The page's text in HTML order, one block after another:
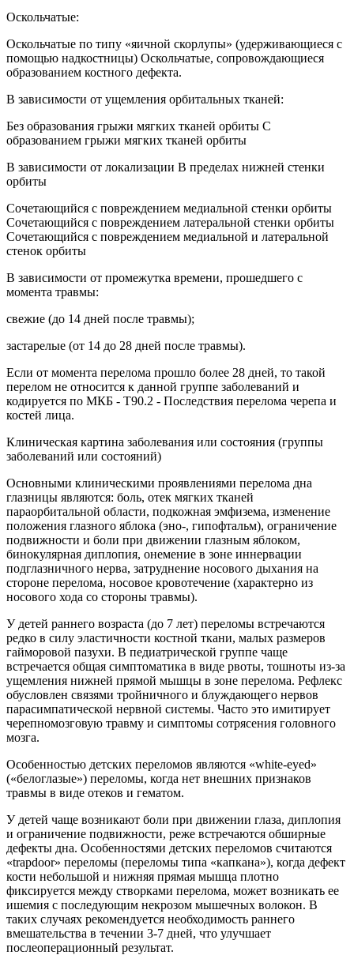
Оскольчатые:
Оскольчатые по типу «яичной скорлупы» (удерживающиеся с
помощью надкостницы) Оскольчатые, сопровождающиеся
образованием костного дефекта.
В зависимости от ущемления орбитальных тканей:
Без образования грыжи мягких тканей орбиты С
образованием грыжи мягких тканей орбиты
В зависимости от локализации В пределах нижней стенки
орбиты
Сочетающийся с повреждением медиальной стенки орбиты
Сочетающийся с повреждением латеральной стенки орбиты
Сочетающийся с повреждением медиальной и латеральной
стенок орбиты
В зависимости от промежутка времени, прошедшего с
момента травмы:
свежие (до 14 дней после травмы);
застарелые (от 14 до 28 дней после травмы).
Если от момента перелома прошло более 28 дней, то такой
перелом не относится к данной группе заболеваний и
кодируется по МКБ - T90.2 - Последствия перелома черепа и
костей лица.
Клиническая картина заболевания или состояния (группы
заболеваний или состояний)
Основными клиническими проявлениями перелома дна
глазницы являются: боль, отек мягких тканей
параорбитальной области, подкожная эмфизема, изменение
положения глазного яблока (эно-, гипофтальм), ограничение
подвижности и боли при движении глазным яблоком,
бинокулярная диплопия, онемение в зоне иннервации
подглазничного нерва, затруднение носового дыхания на
стороне перелома, носовое кровотечение (характерно из
носового хода со стороны травмы).
У детей раннего возраста (до 7 лет) переломы встречаются
редко в силу эластичности костной ткани, малых размеров
гайморовой пазухи. В педиатрической группе чаще
встречается общая симптоматика в виде рвоты, тошноты из-за
ущемления нижней прямой мышцы в зоне перелома. Рефлекс
обусловлен связями тройничного и блуждающего нервов
парасимпатической нервной системы. Часто это имитирует
черепномозговую травму и симптомы сотрясения головного
мозга.
Особенностью детских переломов являются «white-eyed»
(«белоглазые») переломы, когда нет внешних признаков
травмы в виде отеков и гематом.
У детей чаще возникают боли при движении глаза, диплопия
и ограничение подвижности, реже встречаются обширные
дефекты дна. Особенностями детских переломов считаются
«trapdoor» переломы (переломы типа «капкана»), когда дефект
кости небольшой и нижняя прямая мышца плотно
фиксируется между створками перелома, может возникать ее
ишемия с последующим некрозом мышечных волокон. В
таких случаях рекомендуется необходимость раннего
вмешательства в течении 3-7 дней, что улучшает
послеоперационный результат.